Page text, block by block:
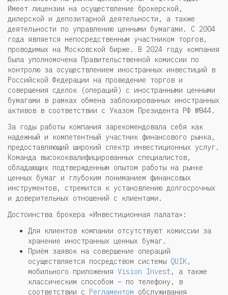
Имеет лицензии на осуществление брокерской,
дилерской и депозитарной деятельности, а также
деятельности по управлению ценными бумагами. С 2004
года является непосредственным участником торгов,
проводимых на Московской бирже. В 2024 году компания
была уполномочена Правительственной комиссии по
контролю за осуществлением иностранных инвестиций в
Российской Федерации на проведение торгов и
совершения сделок (операций) с иностранными ценными
бумагами в рамках обмена заблокированных иностранных
активов в соответствии с Указом Президента РФ №844.
За годы работы компания зарекомендовала себя как
надежный и компетентный участник финансового рынка,
предоставляющий широкий спектр инвестиционных услуг.
Команда высококвалифицированных специалистов,
обладающих подтвержденным опытом работы на рынке
ценных бумаг и глубоким пониманием финансовых
инструментов, стремится к установлению долгосрочных
и доверительных отношений с клиентами.
Достоинства брокера «Инвестиционная палата»:
Для клиентов компании отсутствуют комиссии за
хранение иностранных ценных бумаг.
Приём заявок на совершение операций
осуществляется посредством системы QUIK,
мобильного приложения Vision Invest, а также
классическим способом – по телефону, в
соответствии с Регламентом обслуживания